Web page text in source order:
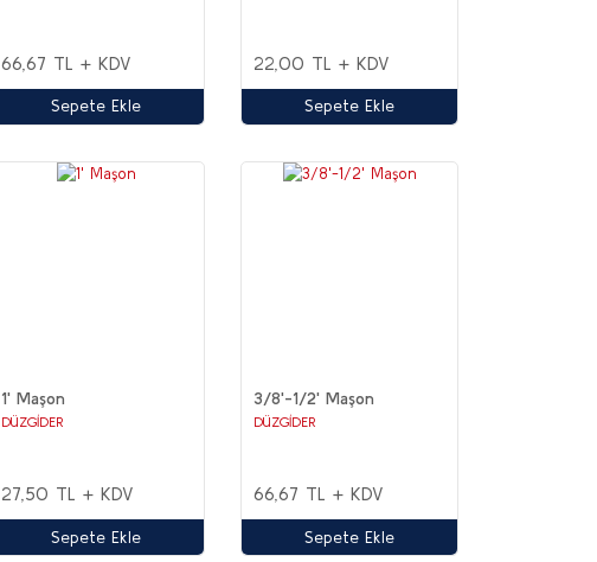
66,67 TL + KDV
Sepete Ekle
22,00 TL + KDV
Sepete Ekle
1' Maşon
DÜZGİDER
27,50 TL + KDV
Sepete Ekle
3/8'-1/2' Maşon
DÜZGİDER
66,67 TL + KDV
Sepete Ekle